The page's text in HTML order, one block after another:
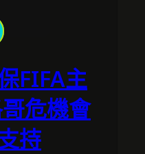
FIFA主
危機會
持